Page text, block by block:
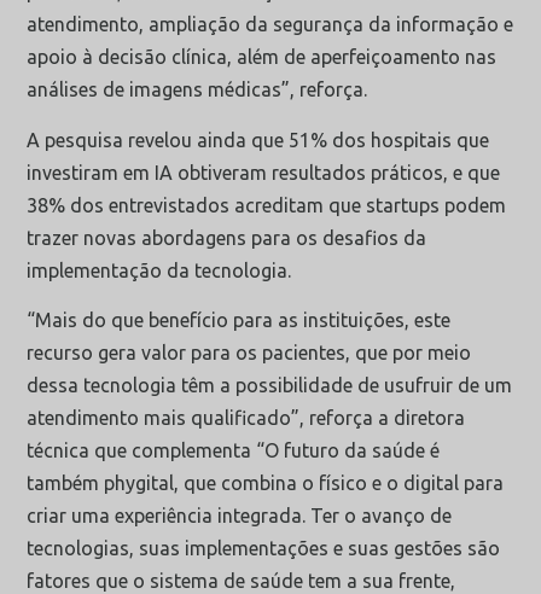
atendimento, ampliação da segurança da informação e
apoio à decisão clínica, além de aperfeiçoamento nas
análises de imagens médicas”, reforça.
A pesquisa revelou ainda que 51% dos hospitais que
investiram em IA obtiveram resultados práticos, e que
38% dos entrevistados acreditam que startups podem
trazer novas abordagens para os desafios da
implementação da tecnologia.
“Mais do que benefício para as instituições, este
recurso gera valor para os pacientes, que por meio
dessa tecnologia têm a possibilidade de usufruir de um
atendimento mais qualificado”, reforça a diretora
técnica que complementa “O futuro da saúde é
também phygital, que combina o físico e o digital para
criar uma experiência integrada. Ter o avanço de
tecnologias, suas implementações e suas gestões são
fatores que o sistema de saúde tem a sua frente,